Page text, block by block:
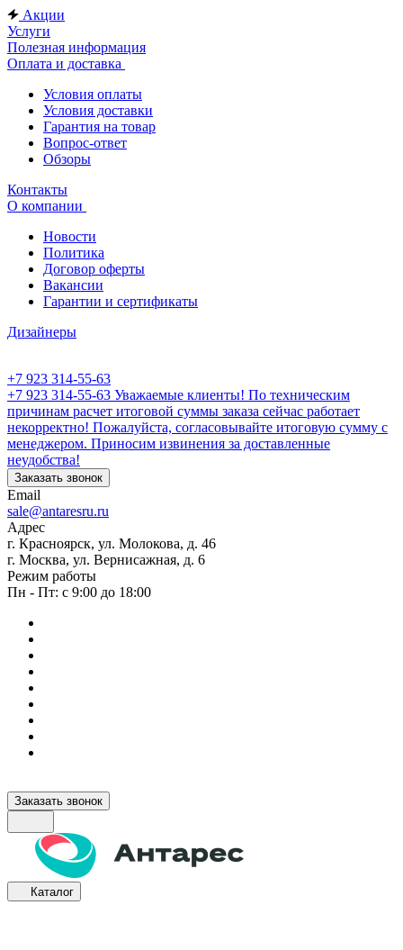
Акции
Услуги
Полезная информация
Оплата и доставка
Условия оплаты
Условия доставки
Гарантия на товар
Вопрос-ответ
Обзоры
Контакты
О компании
Новости
Политика
Договор оферты
Вакансии
Гарантии и сертификаты
Дизайнеры
+7 923 314-55-63
+7 923 314-55-63 Уважаемые клиенты! По техническим
причинам расчет итоговой суммы заказа сейчас работает
некорректно! Пожалуйста, согласовывайте итоговую сумму с
менеджером. Приносим извинения за доставленные
неудобства!
Заказать звонок
Email
sale@antaresru.ru
Адрес
г. Красноярск, ул. Молокова, д. 46
г. Москва, ул. Вернисажная, д. 6
Режим работы
Пн - Пт: с 9:00 до 18:00
Заказать звонок
Каталог